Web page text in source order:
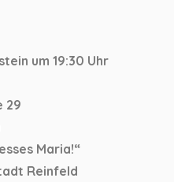
um 19:30 Uhr
29
Maria!“
Reinfeld